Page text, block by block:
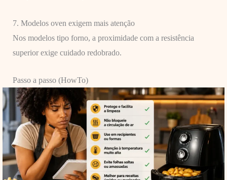
7. Modelos oven exigem mais atenção
Nos modelos tipo forno, a proximidade com a resistência
superior exige cuidado redobrado.
Passo a passo (HowTo)